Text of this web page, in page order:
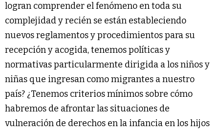
logran comprender el fenómeno en toda su
complejidad y recién se están estableciendo
nuevos reglamentos y procedimientos para su
recepción y acogida, tenemos políticas y
normativas particularmente dirigida a los niños y
niñas que ingresan como migrantes a nuestro
país? ¿Tenemos criterios mínimos sobre cómo
habremos de afrontar las situaciones de
vulneración de derechos en la infancia en los hijos